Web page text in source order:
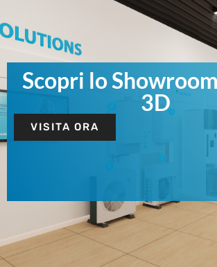
Scopri lo
3D
VISITA ORA